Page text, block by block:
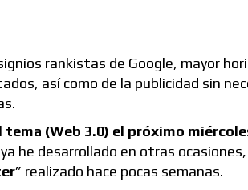
rankistas de Google, mayor
así como de la publicidad sin
(Web 3.0) el próximo
he desarrollado en otras
” realizado hace pocas semanas.